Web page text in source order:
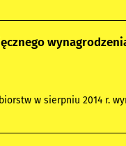
w sierpniu 2014 r.